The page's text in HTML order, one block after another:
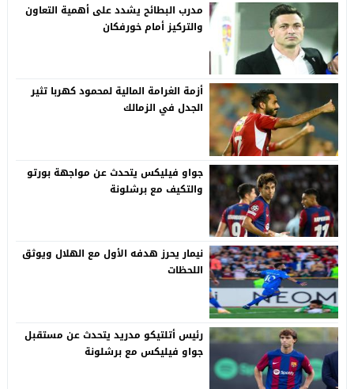
مدرب البطائح يشدد على أهمية التعاون
والتركيز أمام خورفكان
أزمة الغرامة المالية لمحمود كهربا تثير
الجدل في الزمالك
جواو فيليكس يتحدث عن مواجهة بورتو
والتكيف مع برشلونة
نيمار يحرز هدفه الأول مع الهلال ويوثق
اللحظات
رئيس أتلتيكو مدريد يتحدث عن مستقبل
جواو فيليكس مع برشلونة